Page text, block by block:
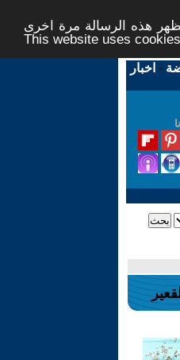
هذه الرسالة مرة اخرى -
This website uses
- اخبار